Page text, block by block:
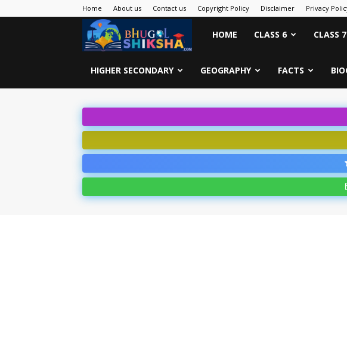
Home About us Contact us Copyright Policy Disclaimer Privacy
Bhugol
Shiksha
HOME CLASS 6 CLASS 7
HIGHER SECONDARY GEOGRAPHY FACTS